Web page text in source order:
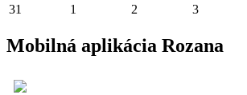
31 1 2 3
Mobilná aplikácia Rozana